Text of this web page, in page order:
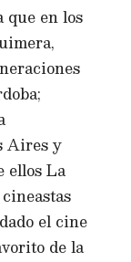
en los
Aires y
ellos La
el cine
de la